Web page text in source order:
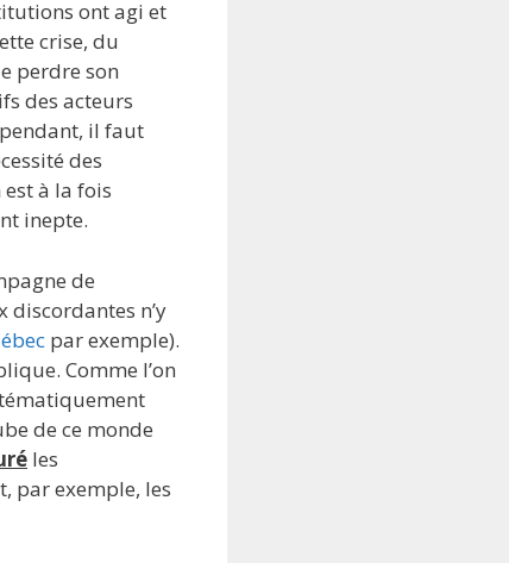
ont agi et
crise, du
perdre son
des acteurs
il faut
des
à la fois
inepte.
de
discordantes n’y
par exemple).
Comme l’on
de ce monde
les
par exemple, les